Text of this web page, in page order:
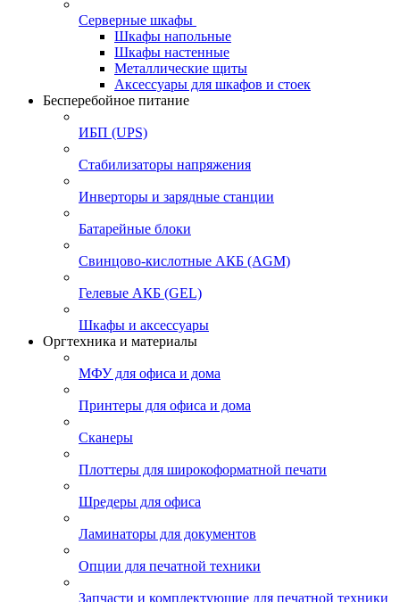
Серверные шкафы
Шкафы напольные
Шкафы настенные
Металлические щиты
Аксессуары для шкафов и стоек
Бесперебойное питание
ИБП (UPS)
Стабилизаторы напряжения
Инверторы и зарядные станции
Батарейные блоки
Свинцово-кислотные АКБ (AGM)
Гелевые АКБ (GEL)
Шкафы и аксессуары
Оргтехника и материалы
МФУ для офиса и дома
Принтеры для офиса и дома
Сканеры
Плоттеры для широкоформатной печати
Шредеры для офиса
Ламинаторы для документов
Опции для печатной техники
Запчасти и комплектующие для печатной техники